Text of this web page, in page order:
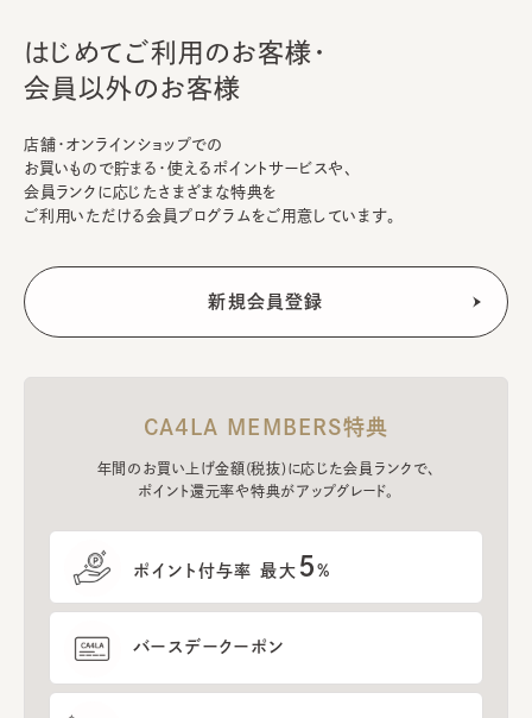
はじめてご利用のお客様・
会員以外のお客様
店舗・オンラインショップでの
お買いもので貯まる・使えるポイントサービスや、
会員ランクに応じたさまざまな特典を
ご利用いただける会員プログラムをご用意しています。
CA4LA MEMBERS特典
年間のお買い上げ金額(税抜)に応じた会員ランクで、
ポイント還元率や特典がアップグレード。
ポイント付与率 最大 5%
バースデークーポン